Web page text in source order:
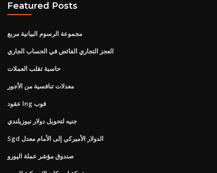
Featured Posts
مجموعة الرسوم البيانية مربع
العجز التجاري الفائض في الحساب الجاري
حاسبة تقلب العملات
معدلات تنافسية من الأجور
عقود lng فوب
جنيه لتحويل دولار نيوزيلندي
Sgd الدولار الأميركي إلى الأمام معدل
صندوق مؤشر عملة اليورو